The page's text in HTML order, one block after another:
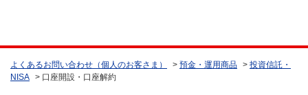
よくあるお問い合わせ（個人のお客さま） > 預金・運用商品 > 投資信託・
NISA > 口座開設・口座解約